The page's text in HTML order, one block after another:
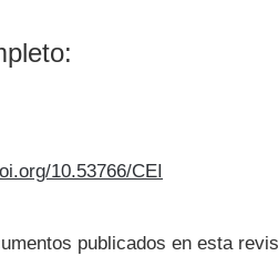
10.53766/CEI
publicados en esta